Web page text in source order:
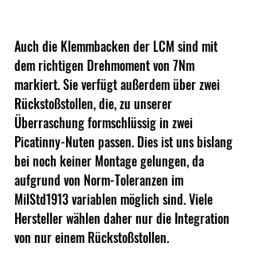
Auch die Klemmbacken der LCM sind mit
dem richtigen Drehmoment von 7Nm
markiert. Sie verfügt außerdem über zwei
Rückstoßstollen, die, zu unserer
Überraschung formschlüssig in zwei
Picatinny-Nuten passen. Dies ist uns bislang
bei noch keiner Montage gelungen, da
aufgrund von Norm-Toleranzen im
MilStd1913 variablen möglich sind. Viele
Hersteller wählen daher nur die Integration
von nur einem Rückstoßstollen.